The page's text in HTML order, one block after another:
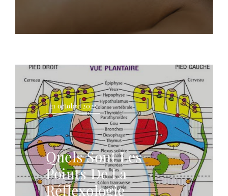
21 octobre 2022
Quels Sont Les
Points De La
Réflexologie